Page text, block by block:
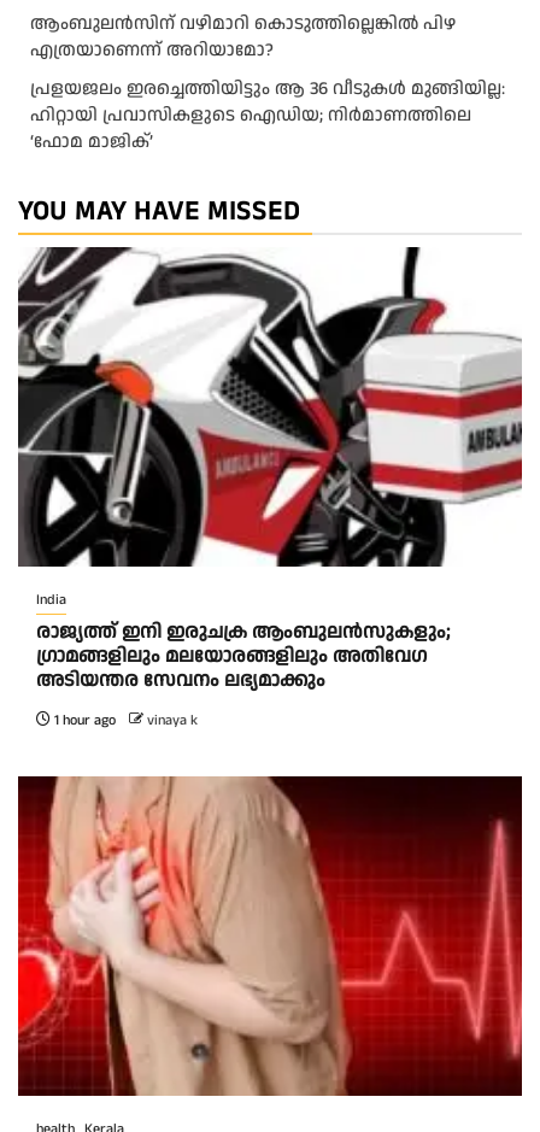
ആംബുലന്‍സിന് വഴിമാറി കൊടുത്തില്ലെങ്കില്‍ പിഴ
എത്രയാണെന്ന് അറിയാമോ?
പ്രളയജലം ഇരച്ചെത്തിയിട്ടും ആ 36 വീടുകൾ മുങ്ങിയില്ല:
ഹിറ്റായി പ്രവാസികളുടെ ഐഡിയ; നിർമാണത്തിലെ
‘ഫോമ മാജിക്’
YOU MAY HAVE MISSED
India
രാജ്യത്ത് ഇനി ഇരുചക്ര ആംബുലന്‍സുകളും;
ഗ്രാമങ്ങളിലും മലയോരങ്ങളിലും അതിവേഗ
അടിയന്തര സേവനം ലഭ്യമാക്കും
1 hour ago vinaya k